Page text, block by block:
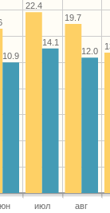
июл авг
19.7
22.4
12.0
14.1
10.9